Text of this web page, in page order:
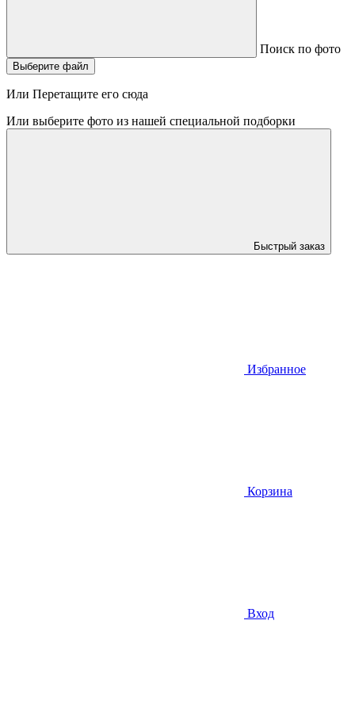
Поиск по фото
Выберите файл
Или Перетащите его сюда
Или выберите фото из нашей специальной подборки
Быстрый заказ
Избранное
Корзина
Вход